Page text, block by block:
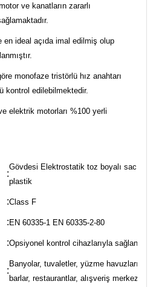
ve kanatların zararlı
en ideal açıda imal edilmiş olup
monofaze tristörlü hız anahtarı
kontrol edilebilmektedir.
elektrik motorları %100 yerli
:
Gövdesi Elektrostatik toz boyalı sac
plastik
:Class F
: EN 60335-1 EN 60335-2-80
:Opsiyonel kontrol cihazlarıyla sağlanabilir
:
Banyolar, tuvaletler, yüzme havuzları,
barlar, restaurantlar, alışveriş